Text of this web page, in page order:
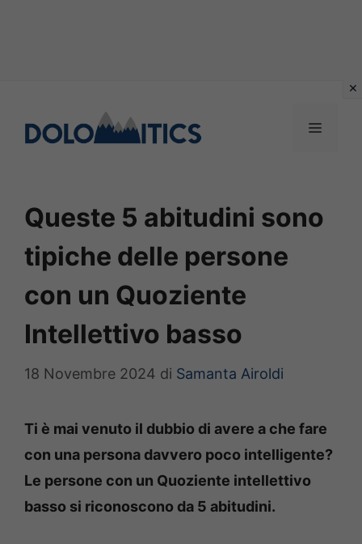
contenuto
MENU
Queste 5 abitudini sono
tipiche delle persone
con un Quoziente
Intellettivo basso
18 Novembre 2024 di Samanta Airoldi
Ti è mai venuto il dubbio di avere a che fare
con una persona davvero poco intelligente?
Le persone con un Quoziente intellettivo
basso si riconoscono da 5 abitudini.